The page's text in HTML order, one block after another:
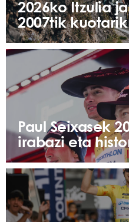
2026ko Itzulia
2007tik
Paul Seixasek
irabazi eta